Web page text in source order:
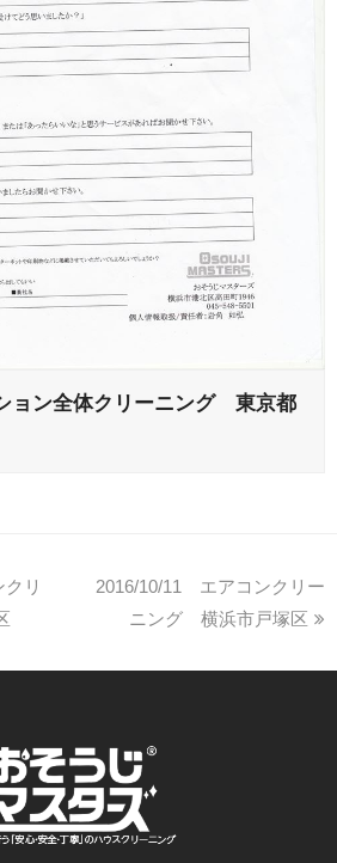
ョン全体クリーニング 東京都
リ
2016/10/11 エアコンクリー
ニング 横浜市戸塚区